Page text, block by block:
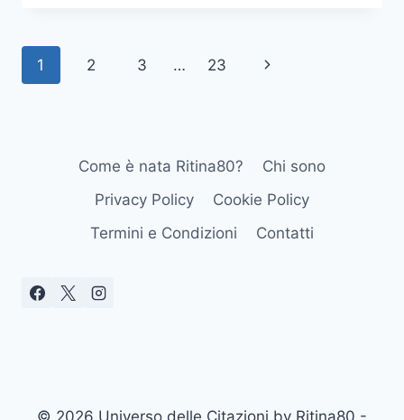
NIENTE
CORALINE
Navigazione
1 2 3 … 23
Pagina
Come è nata Ritina80?
Chi sono
Privacy Policy
Cookie Policy
Termini e Condizioni
Contatti